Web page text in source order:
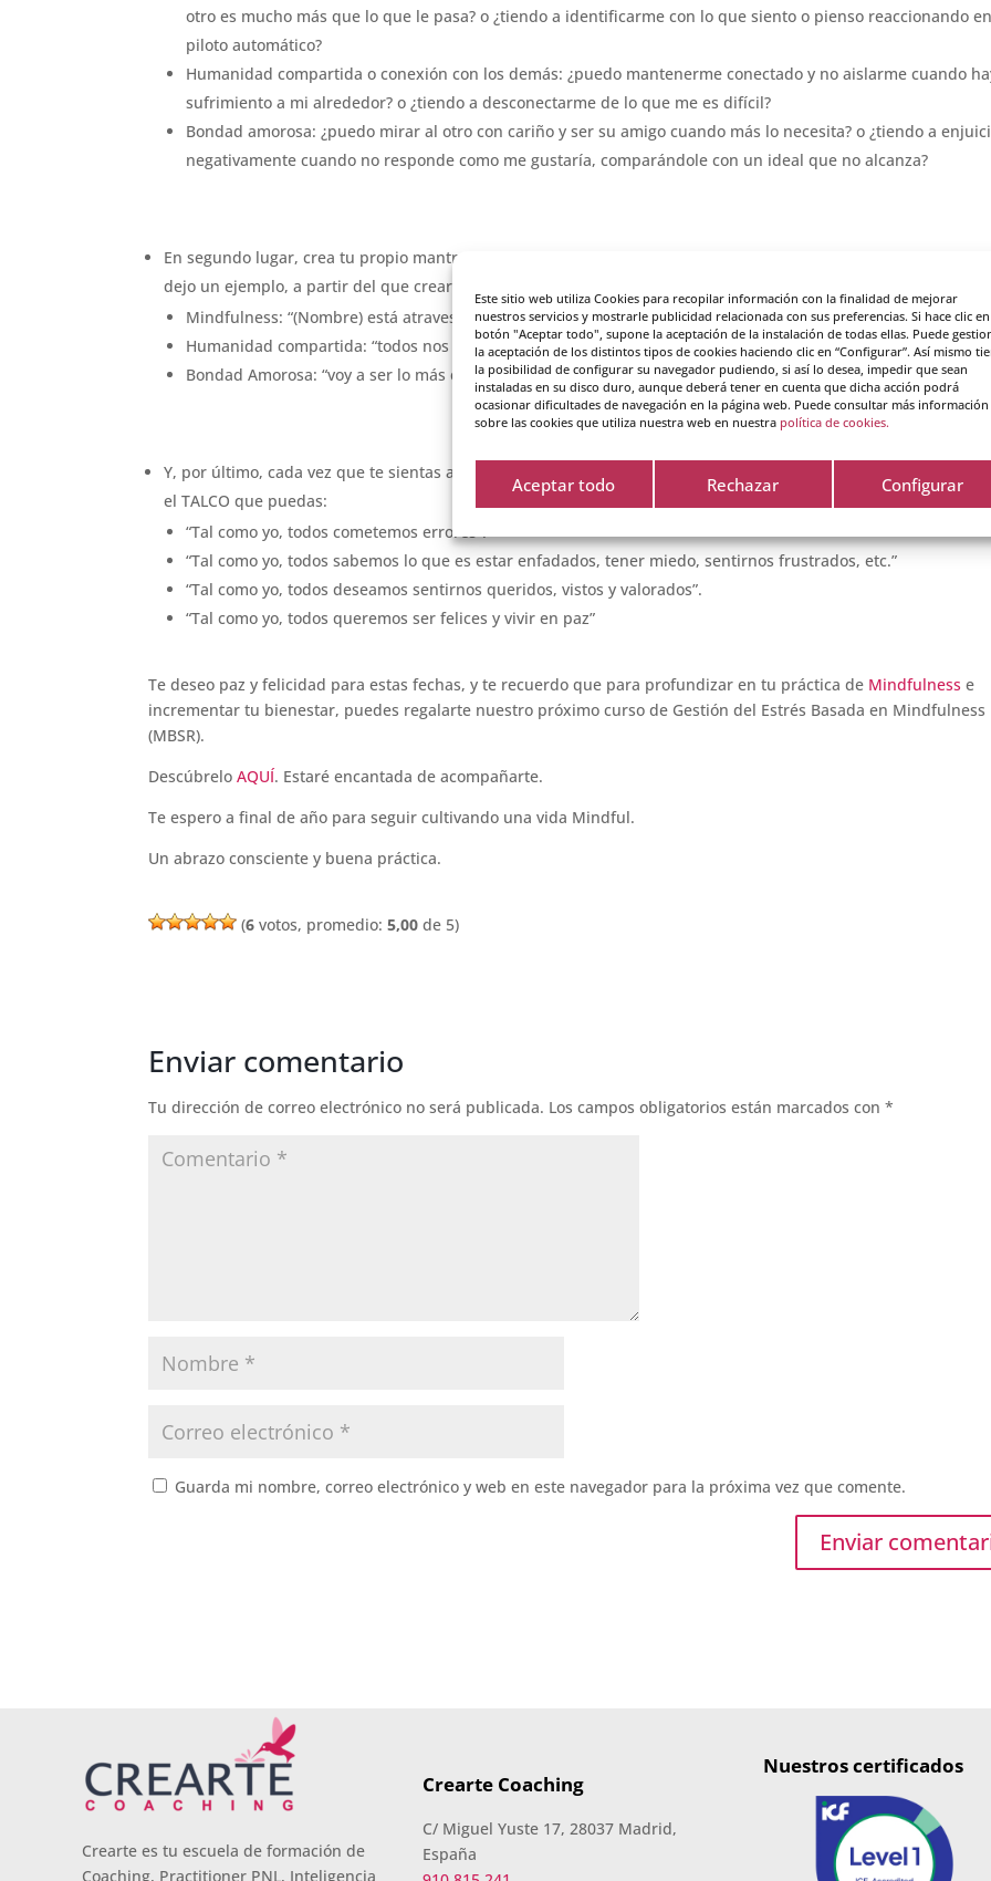
Este sitio web utiliza Cookies para recopilar información con la finalidad de mejorar
nuestros servicios y mostrarle publicidad relacionada con sus preferencias. Si hace clic
botón "Aceptar todo", supone la aceptación de la instalación de todas ellas. Puede
la aceptación de los distintos tipos de cookies haciendo clic en “Configurar”. Así mismo
la posibilidad de configurar su navegador pudiendo, si así lo desea, impedir que sean
instaladas en su disco duro, aunque deberá tener en cuenta que dicha acción podrá
ocasionar dificultades de navegación en la página web. Puede consultar más información
sobre las cookies que utiliza nuestra web en nuestra política de cookies.
Aceptar todo Rechazar Configurar
otro es mucho más que lo que le pasa? o ¿tiendo a identificarme con lo que siento o pienso reaccionando
piloto automático?
Humanidad compartida o conexión con los demás: ¿puedo mantenerme conectado y no aislarme cuando
sufrimiento a mi alrededor? o ¿tiendo a desconectarme de lo que me es difícil?
Bondad amorosa: ¿puedo mirar al otro con cariño y ser su amigo cuando más lo necesita? o ¿tiendo a
negativamente cuando no responde como me gustaría, comparándole con un ideal que no alcanza?
En segundo lugar, crea tu propio mantra utilizando los tres ingredientes para usarlo cada vez que lo
dejo un ejemplo, a partir del que crear el tuyo:
Mindfulness: “(Nombre) está atravesando un momento difícil”.
Humanidad compartida: “todos nos sentimos así alguna vez”.
Bondad Amorosa: “voy a ser lo más compasivo posible con (Nombre).
Y, por último, cada vez que te sientas alterado por un comportamiento que te disguste de otra persona, utiliza
el TALCO que puedas:
“Tal como yo, todos cometemos errores”.
“Tal como yo, todos sabemos lo que es estar enfadados, tener miedo, sentirnos frustrados, etc.”
“Tal como yo, todos deseamos sentirnos queridos, vistos y valorados”.
“Tal como yo, todos queremos ser felices y vivir en paz”
Te deseo paz y felicidad para estas fechas, y te recuerdo que para profundizar en tu práctica de Mindfulness e
incrementar tu bienestar, puedes regalarte nuestro próximo curso de Gestión del Estrés Basada en Mindfulness
(MBSR).
DescúbreloAQUÍ. Estaré encantada de acompañarte.
Te espero a final de año para seguir cultivando una vida Mindful.
Un abrazo consciente y buena práctica.
(6 votos, promedio:5,00 de 5)
Enviar comentario
Tu dirección de correo electrónico no será publicada. Los campos obligatorios están marcados con*
Guarda mi nombre, correo electrónico y web en este navegador para la próxima vez que comente.
Crearte es tu escuela de formación de
Coaching, Practitioner PNL, Inteligencia
Crearte Coaching
C/ Miguel Yuste 17, 28037 Madrid,
España
Nuestros certificados